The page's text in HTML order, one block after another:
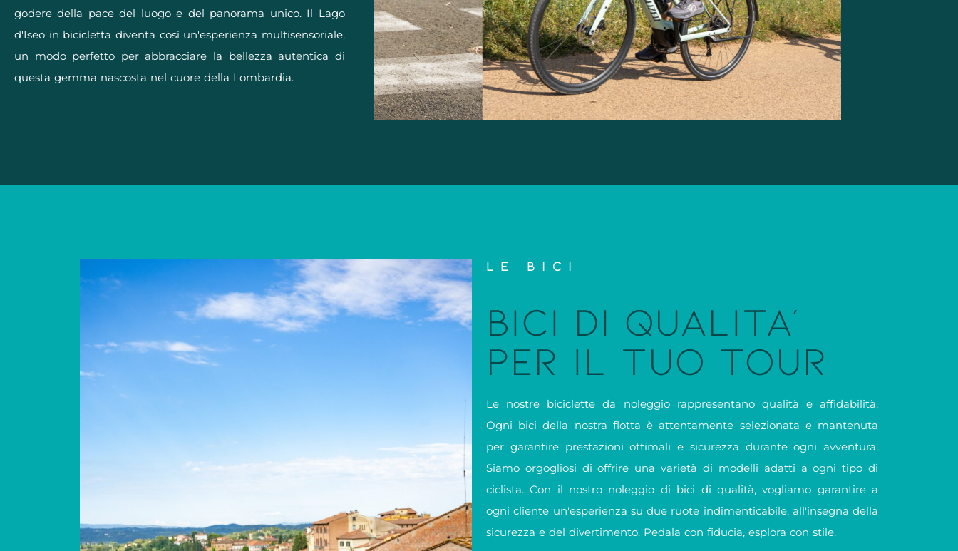
godere della pace del luogo e del panorama unico. Il Lago
d'Iseo in bicicletta diventa così un'esperienza multisensoriale,
un modo perfetto per abbracciare la bellezza autentica di
questa gemma nascosta nel cuore della Lombardia.
LE BICI
BICI DI QUALITA'
PER IL TUO TOUR
Le nostre biciclette da noleggio rappresentano qualità e affidabilità.
Ogni bici della nostra flotta è attentamente selezionata e mantenuta
per garantire prestazioni ottimali e sicurezza durante ogni avventura.
Siamo orgogliosi di offrire una varietà di modelli adatti a ogni tipo di
ciclista. Con il nostro noleggio di bici di qualità, vogliamo garantire a
ogni cliente un'esperienza su due ruote indimenticabile, all'insegna della
sicurezza e del divertimento. Pedala con fiducia, esplora con stile.